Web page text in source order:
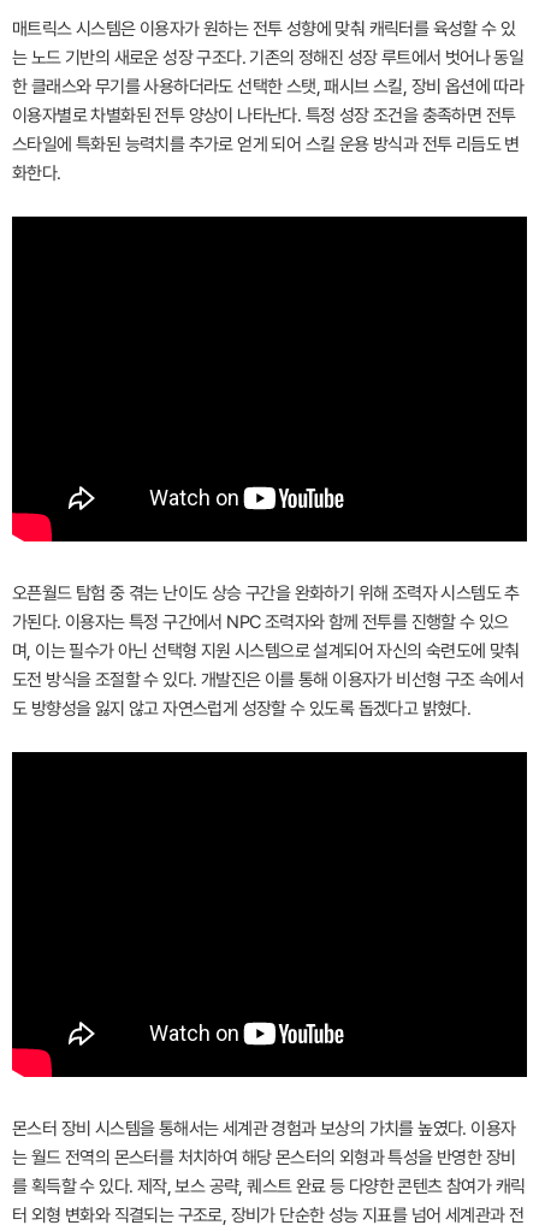
매트릭스 시스템은 이용자가 원하는 전투 성향에 맞춰 캐릭터를 육성할 수 있
는 노드 기반의 새로운 성장 구조다. 기존의 정해진 성장 루트에서 벗어나 동일
한 클래스와 무기를 사용하더라도 선택한 스탯, 패시브 스킬, 장비 옵션에 따라
이용자별로 차별화된 전투 양상이 나타난다. 특정 성장 조건을 충족하면 전투
스타일에 특화된 능력치를 추가로 얻게 되어 스킬 운용 방식과 전투 리듬도 변
화한다.
오픈월드 탐험 중 겪는 난이도 상승 구간을 완화하기 위해 조력자 시스템도 추
가된다. 이용자는 특정 구간에서 NPC 조력자와 함께 전투를 진행할 수 있으
며, 이는 필수가 아닌 선택형 지원 시스템으로 설계되어 자신의 숙련도에 맞춰
도전 방식을 조절할 수 있다. 개발진은 이를 통해 이용자가 비선형 구조 속에서
도 방향성을 잃지 않고 자연스럽게 성장할 수 있도록 돕겠다고 밝혔다.
몬스터 장비 시스템을 통해서는 세계관 경험과 보상의 가치를 높였다. 이용자
는 월드 전역의 몬스터를 처치하여 해당 몬스터의 외형과 특성을 반영한 장비
를 획득할 수 있다. 제작, 보스 공략, 퀘스트 완료 등 다양한 콘텐츠 참여가 캐릭
터 외형 변화와 직결되는 구조로, 장비가 단순한 성능 지표를 넘어 세계관과 전